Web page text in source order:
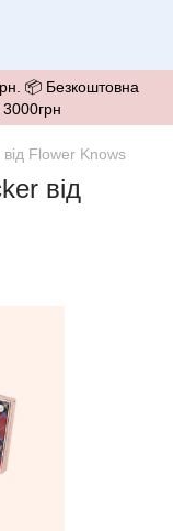
📦 Безкоштовна
3000грн
Flower Knows
від